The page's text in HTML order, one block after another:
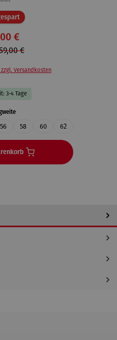
Rabatt
€
€
Versandkosten
3-4 Tage
auswählen
56 58 60 62